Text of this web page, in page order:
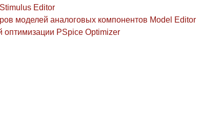
Editor
моделей аналоговых компонентов Model Editor
оптимизации PSpice Optimizer